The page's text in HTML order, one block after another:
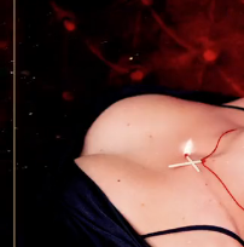
← Retour
Ajouter à ma collection